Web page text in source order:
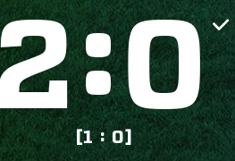
:
[1 : 0]